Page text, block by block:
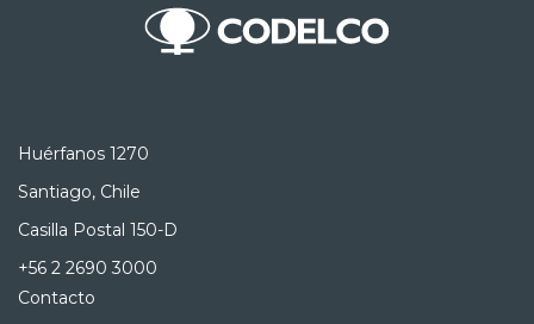
Huérfanos 1270
Santiago, Chile
Casilla Postal 150-D
+56 2 2690 3000
Contacto